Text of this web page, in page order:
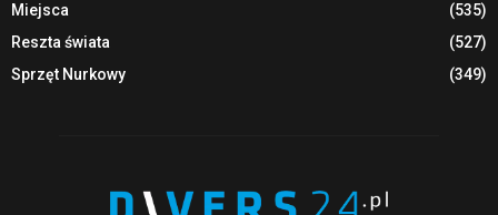
Miejsca
(535)
Reszta świata
(527)
Sprzęt Nurkowy
(349)